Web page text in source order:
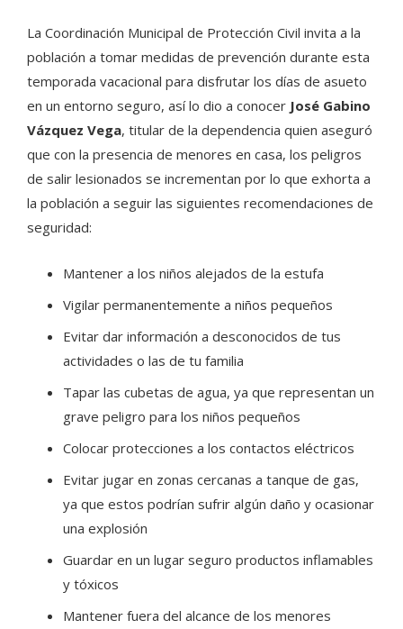
La Coordinación Municipal de Protección Civil invita a la
población a tomar medidas de prevención durante esta
temporada vacacional para disfrutar los días de asueto
en un entorno seguro, así lo dio a conocer José Gabino
Vázquez Vega, titular de la dependencia quien aseguró
que con la presencia de menores en casa, los peligros
de salir lesionados se incrementan por lo que exhorta a
la población a seguir las siguientes recomendaciones de
seguridad:
Mantener a los niños alejados de la estufa
Vigilar permanentemente a niños pequeños
Evitar dar información a desconocidos de tus
actividades o las de tu familia
Tapar las cubetas de agua, ya que representan un
grave peligro para los niños pequeños
Colocar protecciones a los contactos eléctricos
Evitar jugar en zonas cercanas a tanque de gas,
ya que estos podrían sufrir algún daño y ocasionar
una explosión
Guardar en un lugar seguro productos inflamables
y tóxicos
Mantener fuera del alcance de los menores